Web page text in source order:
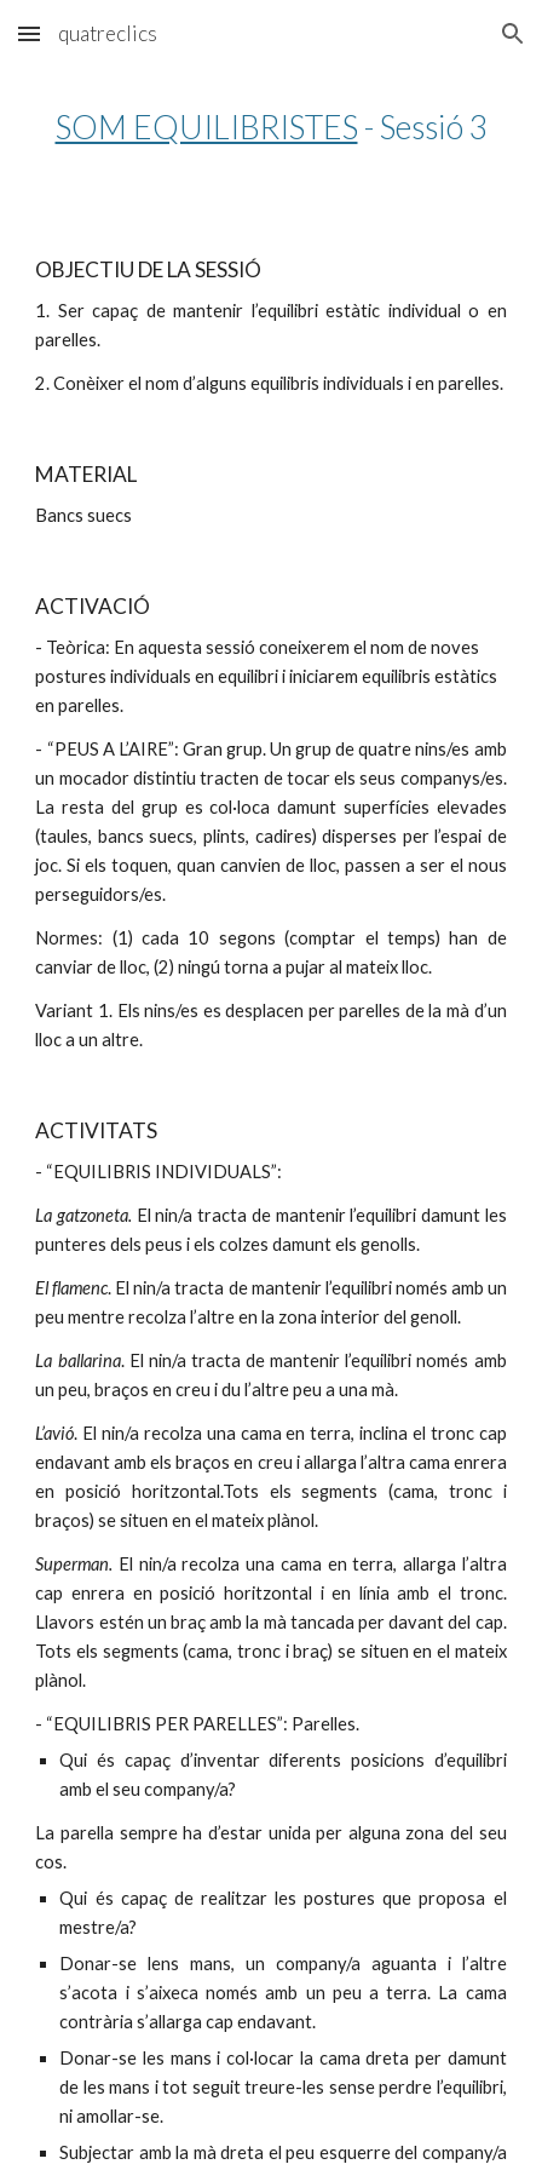
Skip to main content Skip to navigation
quatreclics
SOM EQUILIBRISTES - Sessió 3
OBJECTIU DE LA SESSIÓ
1. Ser capaç de mantenir l’equilibri estàtic individual o en
parelles.
2. Conèixer el nom d’alguns equilibris individuals i en parelles.
MATERIAL
Bancs suecs
ACTIVACIÓ
- Teòrica: En aquesta sessió coneixerem el nom de noves
postures individuals en equilibri i iniciarem equilibris estàtics
en parelles.
- “PEUS A L’AIRE”: Gran grup. Un grup de quatre nins/es amb
un mocador distintiu tracten de tocar els seus companys/es.
La resta del grup es col·loca damunt superfícies elevades
(taules, bancs suecs, plints, cadires) disperses per l’espai de
joc. Si els toquen, quan canvien de lloc, passen a ser el nous
perseguidors/es.
Normes: (1) cada 10 segons (comptar el temps) han de
canviar de lloc, (2) ningú torna a pujar al mateix lloc.
Variant 1. Els nins/es es desplacen per parelles de la mà d’un
lloc a un altre.
ACTIVITATS
- “EQUILIBRIS INDIVIDUALS”:
La gatzoneta. El nin/a tracta de mantenir l’equilibri damunt les
punteres dels peus i els colzes damunt els genolls.
El flamenc. El nin/a tracta de mantenir l’equilibri només amb un
peu mentre recolza l’altre en la zona interior del genoll.
La ballarina. El nin/a tracta de mantenir l’equilibri només amb
un peu, braços en creu i du l’altre peu a una mà.
L’avió. El nin/a recolza una cama en terra, inclina el tronc cap
endavant amb els braços en creu i allarga l’altra cama enrera
en posició horitzontal.Tots els segments (cama, tronc i
braços) se situen en el mateix plànol.
Superman. El nin/a recolza una cama en terra, allarga l’altra
cap enrera en posició horitzontal i en línia amb el tronc.
Llavors estén un braç amb la mà tancada per davant del cap.
Tots els segments (cama, tronc i braç) se situen en el mateix
plànol.
- “EQUILIBRIS PER PARELLES”: Parelles.
Qui és capaç d’inventar diferents posicions d’equilibri
amb el seu company/a?
La parella sempre ha d’estar unida per alguna zona del seu
cos.
Qui és capaç de realitzar les postures que proposa el
mestre/a?
Donar-se lens mans, un company/a aguanta i l’altre
s’acota i s’aixeca només amb un peu a terra. La cama
contrària s’allarga cap endavant.
Donar-se les mans i col·locar la cama dreta per damunt
de les mans i tot seguit treure-les sense perdre l’equilibri,
ni amollar-se.
Subjectar amb la mà dreta el peu esquerre del company/a